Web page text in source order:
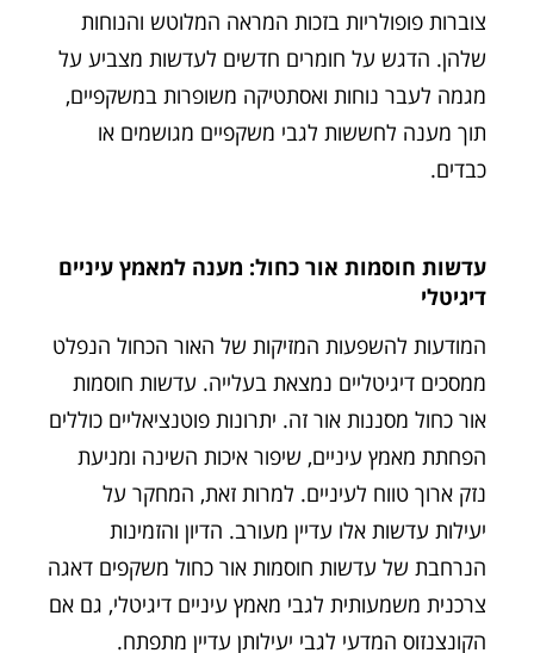
צוברות פופולריות בזכות המראה המלוטש והנוחות
שלהן. הדגש על חומרים חדשים לעדשות מצביע על
מגמה לעבר נוחות ואסתטיקה משופרות במשקפיים,
תוך מענה לחששות לגבי משקפיים מגושמים או
כבדים.
עדשות חוסמות אור כחול: מענה למאמץ עיניים
דיגיטלי
המודעות להשפעות המזיקות של האור הכחול הנפלט
ממסכים דיגיטליים נמצאת בעלייה. עדשות חוסמות
אור כחול מסננות אור זה. יתרונות פוטנציאליים כוללים
הפחתת מאמץ עיניים, שיפור איכות השינה ומניעת
נזק ארוך טווח לעיניים. למרות זאת, המחקר על
יעילות עדשות אלו עדיין מעורב. הדיון והזמינות
הנרחבת של עדשות חוסמות אור כחול משקפים דאגה
צרכנית משמעותית לגבי מאמץ עיניים דיגיטלי, גם אם
הקונצנזוס המדעי לגבי יעילותן עדיין מתפתח.